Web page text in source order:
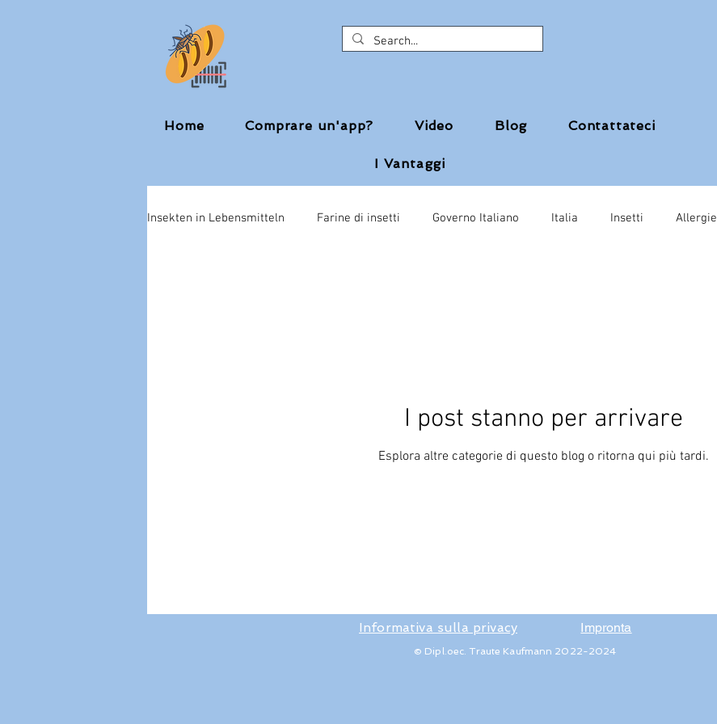
Home Comprare un'app? Video Blog Contattateci
I Vantaggi
Insekten in Lebensmitteln Farine di insetti Governo Italiano Italia Insetti Allergie
I post stanno per arrivare
Esplora altre categorie di questo blog o ritorna qui più tardi.
Informativa sulla privacy Impronta
© Dipl.oec. Traute Kaufmann 2022-2024